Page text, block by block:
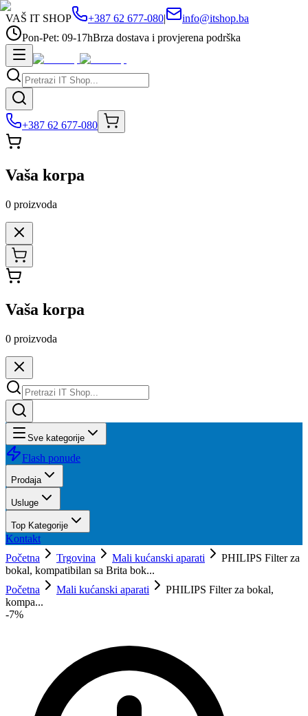
VAŠ IT SHOP +387 62 677-080|
info@itshop.ba
Pon-Pet: 09-17hBrza dostava i provjerena podrška
+387 62 677-080
Vaša korpa
0 proizvoda
Vaša korpa
0 proizvoda
Sve kategorije
Flash ponude
Prodaja
Usluge
Top Kategorije
Kontakt
Početna
Trgovina Mali kućanski aparati
PHILIPS Filter za
bokal, kompatibilan sa Brita bok...
Početna
Mali kućanski aparati
PHILIPS Filter za bokal,
kompa...
-7%